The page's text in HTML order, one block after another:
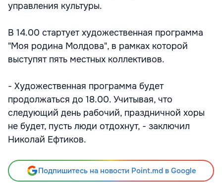
управления культуры.
В 14.00 стартует художественная программа
"Моя родина Молдова", в рамках которой
выступят пять местных коллективов.
- Художественная программа будет
продолжаться до 18.00. Учитывая, что
следующий день рабочий, праздничной хоры
не будет, пусть люди отдохнут, - заключил
Николай Ефтиков.
Подпишитесь на новости Point.md в Google